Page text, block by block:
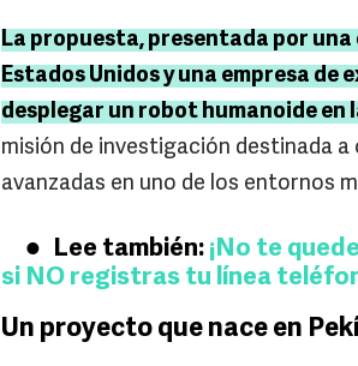
La propuesta, presentada por
Estados Unidos y una empresa
desplegar un robot humanoide en
misión de investigación destinada
avanzadas en uno de los entornos
Lee también: ¡No te
si NO registras tu línea
Un proyecto que nace en